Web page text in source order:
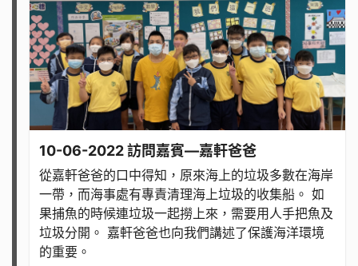
10-06-2022 訪問嘉賓—嘉軒爸爸
從嘉軒爸爸的口中得知，原來海上的垃圾多數在海岸
一帶，而海事處有專責清理海上垃圾的收集船。 如
果捕魚的時候連垃圾一起撈上來，需要用人手把魚及
垃圾分開。 嘉軒爸爸也向我們講述了保護海洋環境
的重要。